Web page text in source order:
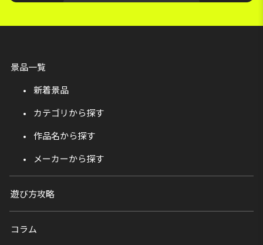
景品一覧
新着景品
カテゴリから探す
作品名から探す
メーカーから探す
遊び方攻略
コラム